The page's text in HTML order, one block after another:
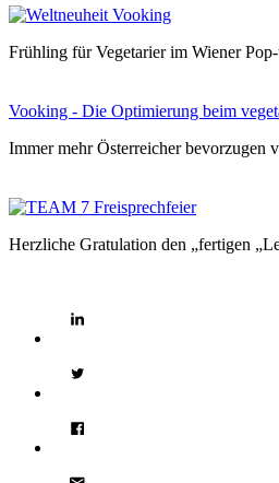
Frühling für Vegetarier im Wiener
Vooking - Die Optimierung beim
Immer mehr Österreicher bevorzugen
Herzliche Gratulation den „fertigen